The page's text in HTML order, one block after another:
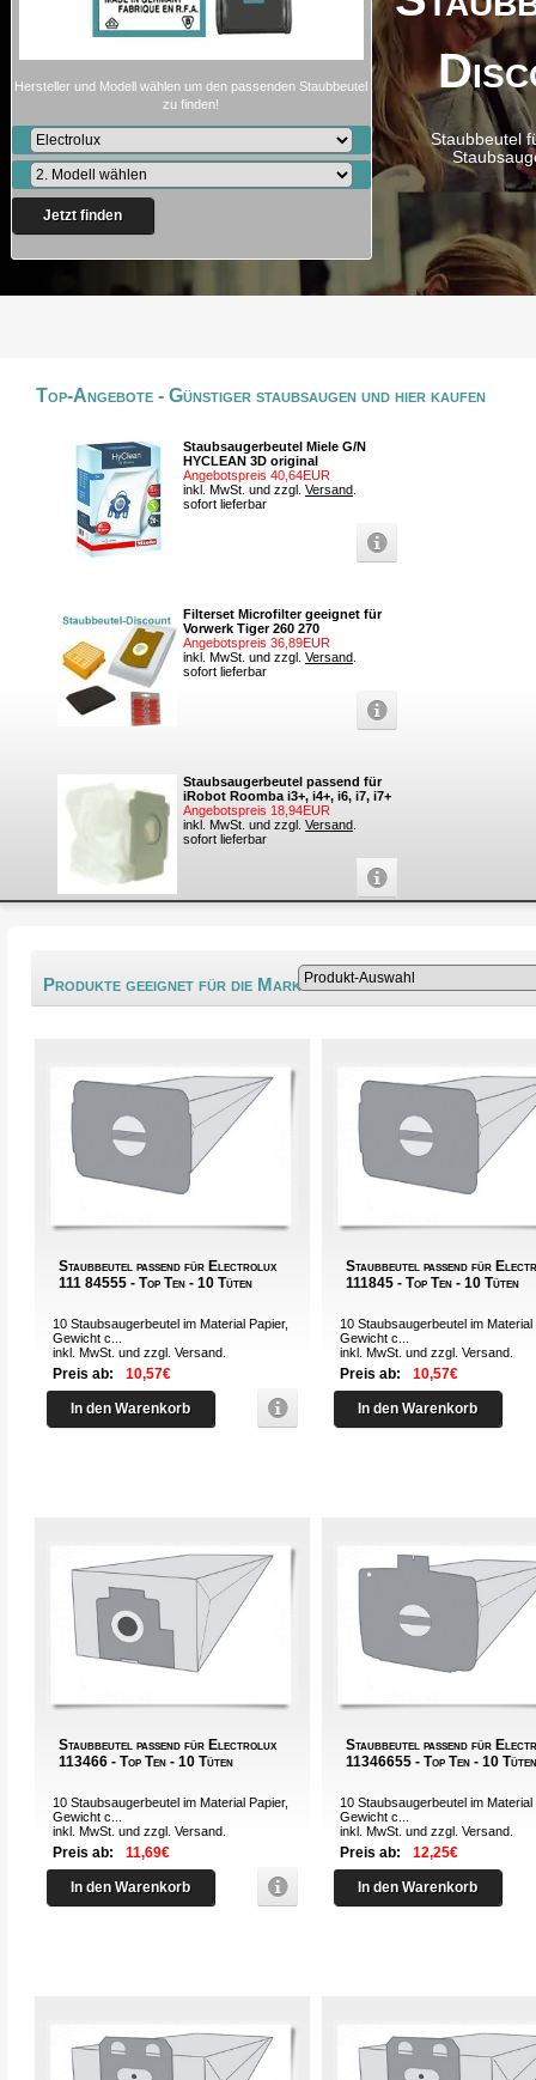
Staubbeutel
Hersteller und Modell wählen um den passenden Staubbeutel
zu finden!
Jetzt finden
Top-Angebote - Günstiger staubsaugen und hier kaufen
Staubsaugerbeutel Miele G/N
HYCLEAN 3D original
Angebotspreis 40,64EUR
inkl. MwSt. und zzgl. Versand
sofort lieferbar
Filterset Microfilter geeignet für
Vorwerk Tiger 260 270
Angebotspreis 36,89EUR
inkl. MwSt. und zzgl. Versand
sofort lieferbar
Staubsaugerbeutel passend für
iRobot Roomba i3+, i4+, i6, i7, i7+
Angebotspreis 18,94EUR
inkl. MwSt. und zzgl. Versand
sofort lieferbar
Produkte geeignet für die Marke Electrolux®
Staubbeutel passend für Electrolux
111 84555 - Top Ten - 10 Tüten
10 Staubsaugerbeutel im Material Papier,
Gewicht c...
inkl. MwSt. und zzgl.Versand
Preis ab: 10,57€
In den Warenkorb
Staubbeutel passend für
111845 - Top Ten - 10 Tüten
10 Staubsaugerbeutel im Material
Gewicht c...
inkl. MwSt. und zzgl.Versand
Preis ab: 10,57€
In den Warenkorb
Staubbeutel passend für Electrolux
113466 - Top Ten - 10 Tüten
10 Staubsaugerbeutel im Material Papier,
Gewicht c...
inkl. MwSt. und zzgl.Versand
Preis ab: 11,69€
In den Warenkorb
Staubbeutel passend für
11346655 - Top Ten - 10
10 Staubsaugerbeutel im Material
Gewicht c...
inkl. MwSt. und zzgl.Versand
Preis ab: 12,25€
In den Warenkorb